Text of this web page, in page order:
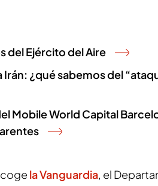
del Ejército del Aire
Irán: ¿qué sabemos del
Mobile World Capital
la Vanguardia, el